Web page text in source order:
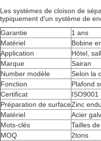
Les systèmes de cloison de
typiquement d'un système de
Garantie
1 ans
Matériel
Bobine
Application
Hôtel,
Marque
Sairan
Number modèle
Selon la
Fonction
Plafond
Certificat
ISO9001
Préparation de surfaceZinc
Matériel
Acier
Mots-clés
Tailles
MOQ
2tons